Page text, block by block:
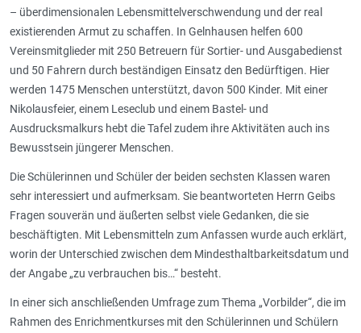
– überdimensionalen Lebensmittelverschwendung und der real
existierenden Armut zu schaffen. In Gelnhausen helfen 600
Vereinsmitglieder mit 250 Betreuern für Sortier- und Ausgabedienst
und 50 Fahrern durch beständigen Einsatz den Bedürftigen. Hier
werden 1475 Menschen unterstützt, davon 500 Kinder. Mit einer
Nikolausfeier, einem Leseclub und einem Bastel- und
Ausdrucksmalkurs hebt die Tafel zudem ihre Aktivitäten auch ins
Bewusstsein jüngerer Menschen.
Die Schülerinnen und Schüler der beiden sechsten Klassen waren
sehr interessiert und aufmerksam. Sie beantworteten Herrn Geibs
Fragen souverän und äußerten selbst viele Gedanken, die sie
beschäftigten. Mit Lebensmitteln zum Anfassen wurde auch erklärt,
worin der Unterschied zwischen dem Mindesthaltbarkeitsdatum und
der Angabe „zu verbrauchen bis…“ besteht.
In einer sich anschließenden Umfrage zum Thema „Vorbilder“, die im
Rahmen des Enrichmentkurses mit den Schülerinnen und Schülern